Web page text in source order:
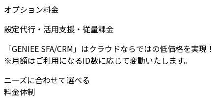
オプション料金
設定代行・活用支援・従量課金
「GENIEE SFA/CRM」はクラウドならではの低価格を実現！
※月額はご利用になるID数に応じて変動いたします。
ニーズに合わせて選べる
料金体制